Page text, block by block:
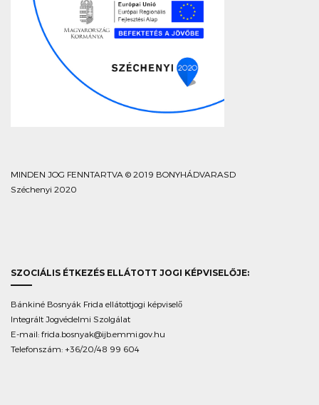
MINDEN JOG FENNTARTVA © 2019 BONYHÁDVARASD
Széchenyi 2020
SZOCIÁLIS ÉTKEZÉS ELLÁTOTT JOGI KÉPVISELŐJE:
Bánkiné Bosnyák Frida ellátottjogi képviselő
Integrált Jogvédelmi Szolgálat
E-mail: frida.bosnyak@ijb.emmi.gov.hu
Telefonszám: +36/20/48 99 604